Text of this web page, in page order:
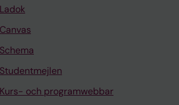
Ladok
Canvas
Schema
Studentmejlen
Kurs- och programwebbar